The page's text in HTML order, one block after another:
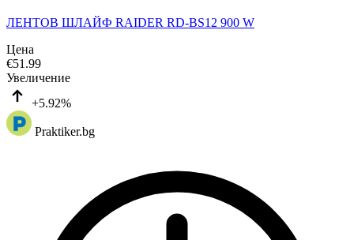
ЛЕНТОВ ШЛАЙФ RAIDER RD-BS12 900 W
Цена
€51.99
Увеличение
+5.92%
Praktiker.bg